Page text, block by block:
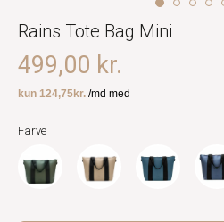
Rains Tote Bag Mini
499,00 kr.
Farve